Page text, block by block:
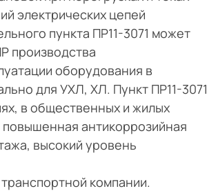
электрических цепей
пункта ПР11-3071 может
производства
оборудования в
для УХЛ, ХЛ. Пункт ПР11-3071
в общественных и жилых
антикоррозийная
высокий уровень
компании.